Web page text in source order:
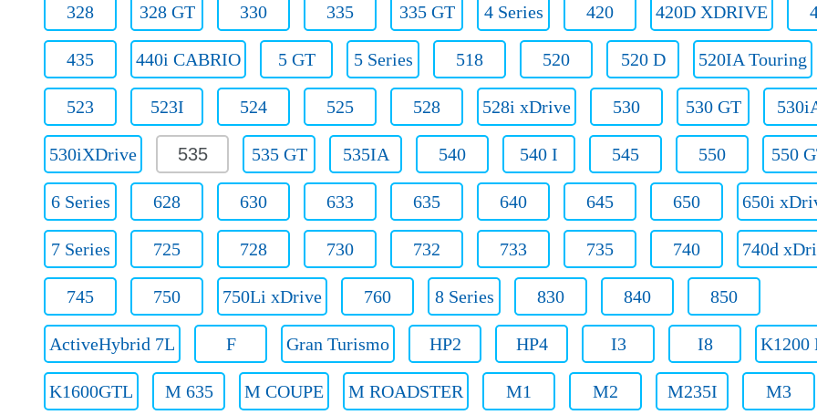
328 328 GT 330 335 335 GT 4 Series 420 420D XDRIVE
435 440i CABRIO 5 GT 5 Series 518 520 520 D 520IA Touring
523 523I 524 525 528 528i xDrive 530 530 GT
530iXDrive 535 535 GT 535IA 540 540 I 545 550 550
6 Series 628 630 633 635 640 645 650 650i
7 Series 725 728 730 732 733 735 740 740d
745 750 750Li xDrive 760 8 Series 830 840 850
ActiveHybrid 7L F Gran Turismo HP2 HP4 I3 I8 K1200
K1600GTL M 635 M COUPE M ROADSTER M1 M2 M235I M3